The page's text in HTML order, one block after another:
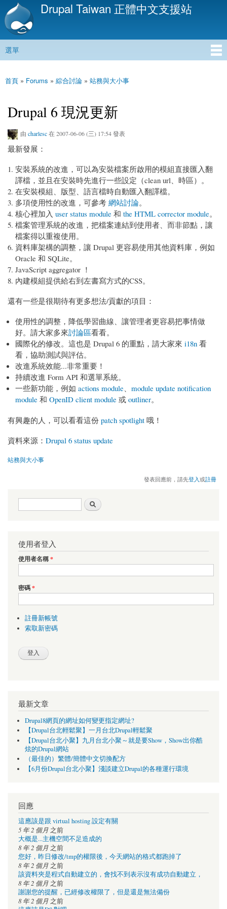
移
內
Drupal Taiwan 正體中文支援站
主選單
選單
您在這裡
首頁 » Forums » 綜合討論 » 站務與大小事
Drupal 6 現況更新
由 charlesc在 2007-06-06 (三) 17:54 發表
最新發展：
安裝系統的改進，可以為安裝檔案所啟用的模組直接匯入翻
譯檔，並且在安裝時先進行一些設定（clean url、時區）。
在安裝模組、版型、語言檔時自動匯入翻譯檔。
多項使用性的改進，可參考 網站討論。
核心裡加入 user status module 和 the HTML corrector module。
檔案管理系統的改進，把檔案連結到使用者、而非節點，讓
檔案得以重複使用。
資料庫架構的調整，讓 Drupal 更容易使用其他資料庫，例如
Oracle 和 SQLite。
JavaScript aggregator ！
內建模組提供給右到左書寫方式的CSS。
還有一些是很期待有更多想法/貢獻的項目：
使用性的調整，降低學習曲線、讓管理者更容易把事情做
好。請大家多來討論區看看。
國際化的修改。這也是 Drupal 6 的重點，請大家來 i18n 看
看，協助測試與評估。
改進系統效能...非常重要！
持續改進 Form API 和選單系統。
一些新功能，例如 actions module、 module update notification
module 和 OpenID client module 或 outliner。
有興趣的人，可以看看這份 patch spotlight 哦！
資料來源： Drupal 6 status update
站務與大小事
發表回應前，請先登入或註冊
搜尋表單
使用者登入
使用者名稱*
密碼*
註冊新帳號
索取新密碼
最新文章
Drupal8網頁的網址如何變更指定網址?
【Drupal台北輕鬆聚】一月台北Drupal輕鬆聚
【Drupal台北小聚】九月台北小聚～就是要Show，Show出你酷
炫的Drupal網站
（最佳的）繁體/簡體中文切換配方
【6月份Drupal台北小聚】淺談建立Drupal的各種運行環境
回應
這應該是跟 virtual hosting 設定有關
5 年 2 個月之前
大概是...主機空間不足造成的
8 年 2 個月之前
您好，昨日修改/tmp的權限後，今天網站的格式都跑掉了
8 年 2 個月之前
該資料夾是程式自動建立的，會找不到表示沒有成功自動建立，
8 年 2 個月之前
謝謝您的提醒，已經修改權限了，但是還是無法備份
8 年 2 個月之前